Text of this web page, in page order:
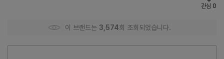
관심 0
이 브랜드는 3,574회 조회되었습니다.